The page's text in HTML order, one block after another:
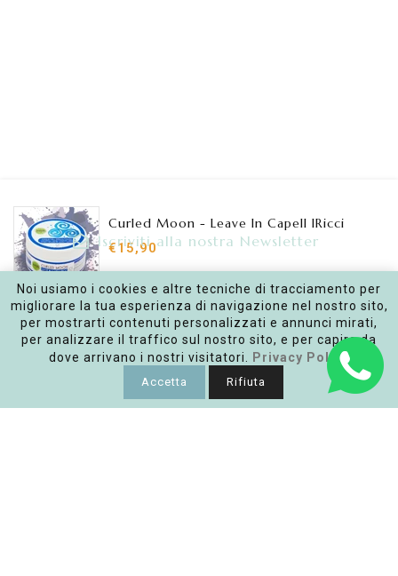
Curled Moon - Leave In Capell IRicci
€15,90
SOLD OUT
Iscriviti alla nostra Newsletter
Inserisci la tua e-mail
FacebookInstagram
Link
Noi usiamo i cookies e altre tecniche di tracciamento per
migliorare la tua esperienza di navigazione nel nostro sito,
per mostrarti contenuti personalizzati e annunci mirati,
per analizzare il traffico sul nostro sito, e per capire da
dove arrivano i nostri visitatori.
Privacy Policy
Accetta Rifiuta